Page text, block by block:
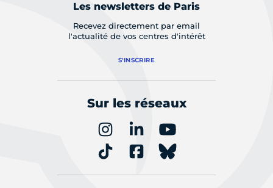
Les newsletters de Paris
Recevez directement par email
l'actualité de vos centres d'intérêt
S'INSCRIRE
Sur les réseaux